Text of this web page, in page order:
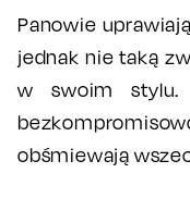
Panowie
jednak nie taką
w swoim stylu.
obśmiewają